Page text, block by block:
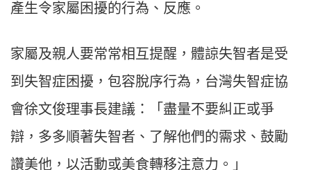
產生令家屬困擾的行為、反應。
家屬及親人要常常相互提醒，體諒失智者是受
到失智症困擾，包容脫序行為，台灣失智症協
會徐文俊理事長建議：「盡量不要糾正或爭
辯，多多順著失智者、了解他們的需求、鼓勵
讚美他，以活動或美食轉移注意力。」